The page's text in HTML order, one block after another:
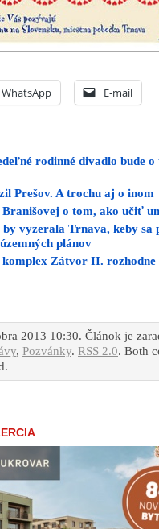
WhatsApp E-mail
rodinné divadlo bude o
Prešov. A trochu aj o inom
o tom, ako učiť
vyzerala Trnava, keby sa
plánov
komplex Zátvor II.
2013 10:30. Článok je
, Pozvánky. RSS 2.0. Both